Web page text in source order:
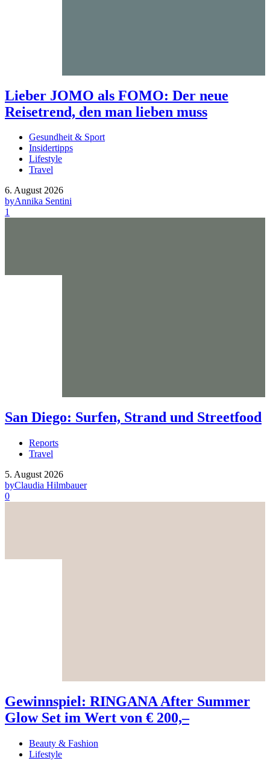
Lieber JOMO als FOMO: Der neue
Reisetrend, den man lieben muss
Gesundheit & Sport
Insidertipps
Lifestyle
Travel
6. August 2026
byAnnika Sentini
1
San Diego: Surfen, Strand und Streetfood
Reports
Travel
5. August 2026
byClaudia Hilmbauer
0
Gewinnspiel: RINGANA After Summer
Glow Set im Wert von € 200,–
Beauty & Fashion
Lifestyle